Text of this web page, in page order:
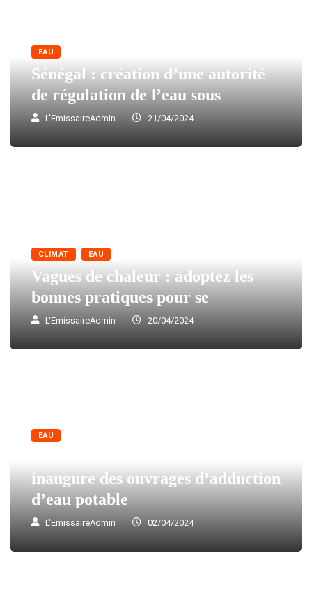
EAU
Sénégal : création d’une autorité
de régulation de l’eau sous
L'EmissaireAdmin 21/04/2024
CLIMAT EAU
Vagues de chaleur : adoptez les
bonnes pratiques pour se
L'EmissaireAdmin 20/04/2024
EAU
inaugure des ouvrages d’adduction
d’eau potable
L'EmissaireAdmin 02/04/2024